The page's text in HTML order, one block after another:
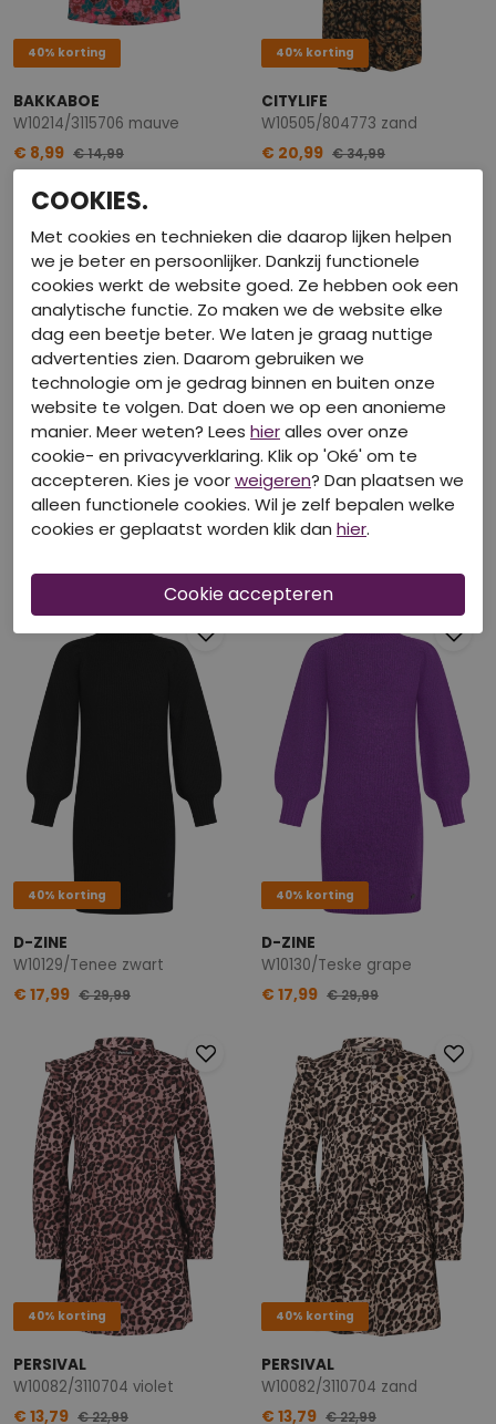
40% korting
BAKKABOE
W10214/3115706 mauve
€ 8,99 € 14,99
40% korting
CITYLIFE
W10505/804773 zand
€ 20,99 € 34,99
40% korting
CITYLIFE
W10505/804773 zwart
€ 20,99 € 34,99
40% korting
D-ZINE
W10129/Tenee ECRU MELEE
€ 17,99 € 29,99
40% korting
D-ZINE
W10129/Tenee zwart
€ 17,99 € 29,99
40% korting
D-ZINE
W10130/Teske grape
€ 17,99 € 29,99
40% korting
PERSIVAL
W10082/3110704 violet
€ 13,79 € 22,99
40% korting
PERSIVAL
W10082/3110704 zand
€ 13,79 € 22,99
COOKIES.
Met cookies en technieken die daarop lijken helpen
we je beter en persoonlijker. Dankzij functionele
cookies werkt de website goed. Ze hebben ook een
analytische functie. Zo maken we de website elke
dag een beetje beter. We laten je graag nuttige
advertenties zien. Daarom gebruiken we
technologie om je gedrag binnen en buiten onze
website te volgen. Dat doen we op een anonieme
manier. Meer weten? Lees hieralles over onze
cookie- en privacyverklaring. Klik op 'Oké' om te
accepteren. Kies je voorweigeren? Dan plaatsen we
alleen functionele cookies. Wil je zelf bepalen welke
cookies er geplaatst worden klik dan hier.